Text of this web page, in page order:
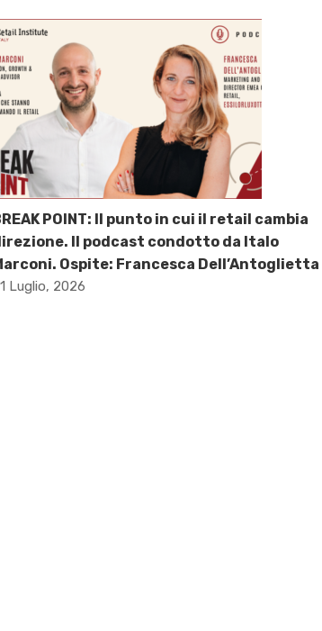
POINT: Il punto in cui il retail cambia
Il podcast condotto da Italo
Ospite: Francesca Dell’Antoglietta
Luglio, 2026